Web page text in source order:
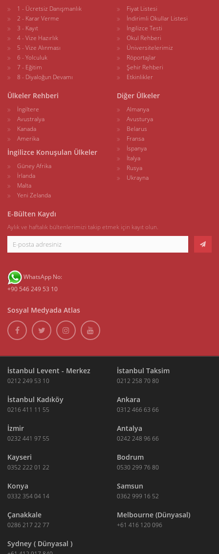
1 - Ücretsiz Danışmanlık
2 - Karar Verme
3 - Kayıt
4 - Vize Hazırlık
5 - Vize Alınması
6 - Yolculuk
7 - Eğitim
8 - Diyaloğun Devamı
Fiyat Listesi
İndirimli Okullar Listesi
İngilizce Testi
Okul Rehberi
Üniversitelerimiz
Röportajlar
Şehir Rehberi
Etkinlikler
Ülkeler Rehberi
İngiltere
Avustralya
Kanada
Amerika
İngilizce Konuşulan Ülkeler
Güney Afrika
İrlanda
Malta
Yeni Zelanda
Diğer Ülkeler
Almanya
Avusturya
Belarus
Fransa
İspanya
İtalya
Rusya
Ukrayna
E-Bülten Kaydı
Aylık ve haftalık bültenlerimizi takip etmek için kayıt olun.
WhatsApp No:
+90 546 249 53 10
Sosyal Medyada Atlas
İstanbul Levent - Merkez
0212 249 53 10
İstanbul Taksim
0212 258 70 80
İstanbul Kadıköy
0216 411 11 55
Ankara
0312 466 63 66
İzmir
0232 441 97 55
Antalya
0242 248 96 66
Kayseri
0352 222 01 22
Bodrum
0530 299 76 80
Konya
0332 354 04 14
Samsun
0362 999 16 52
Çanakkale
0286 217 22 77
Melbourne (Dünyasal)
+61 416 120 096
Sydney ( Dünyasal )